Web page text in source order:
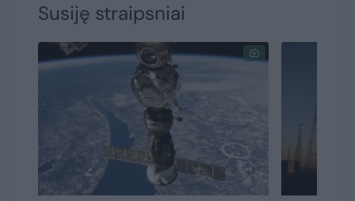
Susiję straipsniai